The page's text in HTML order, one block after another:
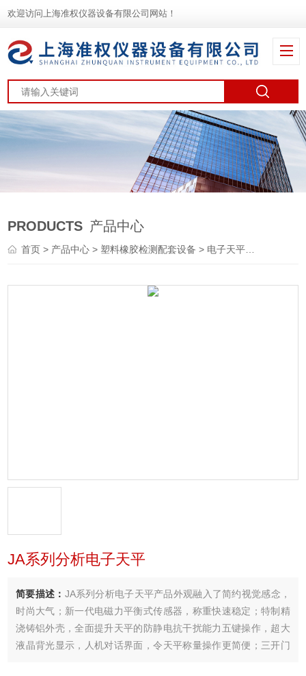
欢迎访问上海准权仪器设备有限公司网站！
PRODUCTS 产品中心
首页> 产品中心 > 塑料橡胶检测配套设备 > 电子天平> JA系列分
JA系列分析电子天平
简要描述： JA系列分析电子天平产品外观融入了简约视觉感念，
时尚大气；新一代电磁力平衡式传感器，称重快速稳定；特制精
浇铸铝外壳，全面提升天平的防静电抗干扰能力五键操作，超大
液晶背光显示，人机对话界面，令天平称量操作更简便；三开门